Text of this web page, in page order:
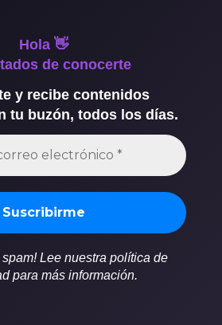
Hola 👋
de conocerte
y recibe contenidos
tu buzón, todos los días.
spam! Lee nuestra política de
para más información.